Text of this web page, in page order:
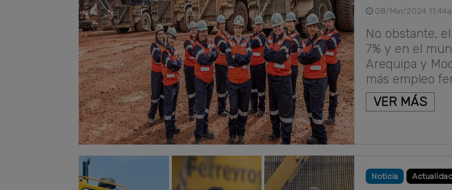
08/Mar/2024
No obstante,
7% y en el
Arequipa y
más empleo
VER MÁS
Noticia